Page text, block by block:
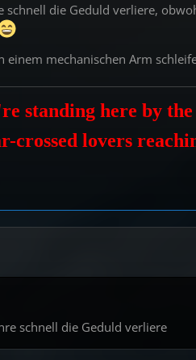
die Geduld verliere,
mechanischen Arm
standing here by
crossed lovers
schnell die Geduld verliere